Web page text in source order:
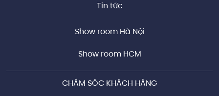
Tin tức
Show room Hà Nội
Show room HCM
CHĂM SÓC KHÁCH HÀNG